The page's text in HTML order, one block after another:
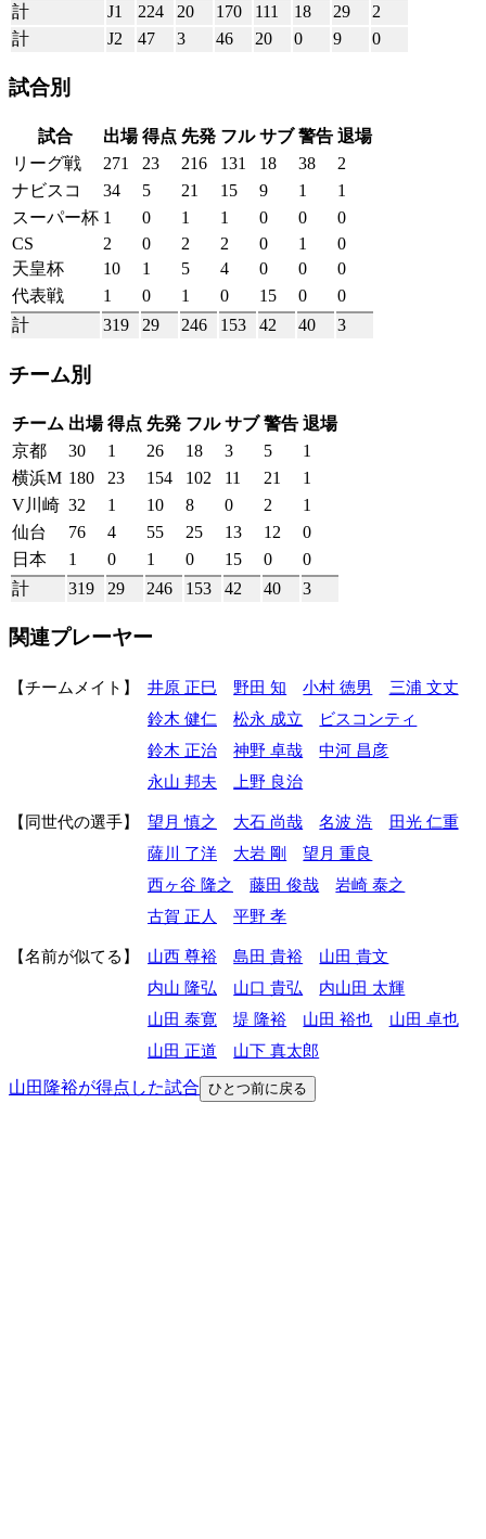
計
J1 224 20 170 111 18 29
2
計
J2 47 3 46 20 0 9 0
試合別
試合 出場 得点 先発 フル サブ 警告 退場
リーグ戦
271 23 216 131 18 38
2
ナビスコ
34 5 21 15 9 1
1
スーパー杯 1 0 1 1 0 0
0
CS
2 0 2 2 0 1
0
天皇杯
10 1 5 4 0 0
0
代表戦
1 0 1 0 15 0
0
計
319 29 246 153 42 40 3
チーム別
チーム 出場 得点 先発 フル サブ 警告 退場
京都
30 1 26 18 3 5
1
横浜M 180 23 154 102 11 21
1
V川崎 32 1 10 8 0 2
1
仙台
76 4 55 25 13 12
0
日本
1 0 1 0 15 0
0
計
319 29 246 153 42 40 3
関連プレーヤー
チームメイト 井原 正巳 野田 知 小村 徳男
三浦 文丈
鈴木 健仁
松永 成立
ビスコンティ
鈴木 正治
神野 卓哉
中河 昌彦
永山 邦夫
上野 良治
同世代の選手 望月 慎之 大石 尚哉 名波 浩
田光 仁重
薩川 了洋
大岩 剛
望月 重良
西ヶ谷 隆之
藤田 俊哉
岩崎 泰之
古賀 正人
平野 孝
名前が似てる 山西 尊裕 島田 貴裕
山田 貴文
内山 隆弘
山口 貴弘
内山田 太輝
山田 泰寛
堤 隆裕 山田 裕也
山田 卓也
山田 正道
山下 真太郎
山田隆裕が得点した試合 ひとつ前に戻る